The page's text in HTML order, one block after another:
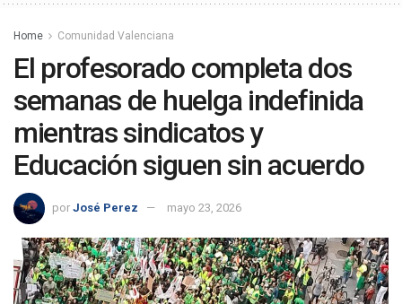
Home Comunidad Valenciana
El profesorado completa dos
semanas de huelga indefinida
mientras sindicatos y
Educación siguen sin acuerdo
por José Perez mayo 23, 2026